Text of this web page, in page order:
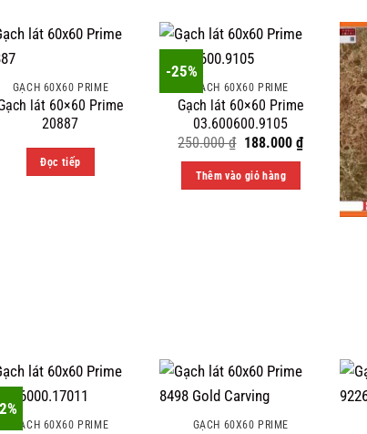
GẠCH 60X60 PRIME
lát 60×60 Prime
20887
Đọc tiếp
-25%
GẠCH 60X60 PRIME
Gạch lát 60×60 Prime
03.600600.9105
250.000₫ Original
was:
250.000 ₫.
188.000₫Current
price
188.000 ₫.
Thêm vào giỏ hàng
GẠCH 60X60 PRIME GẠCH 60X60 PRIME